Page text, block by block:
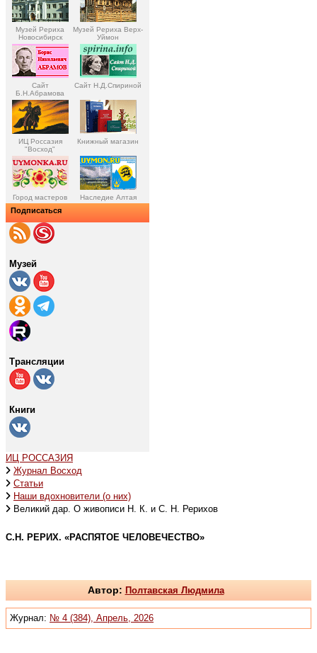
Музей Рериха
Новосибирск
Музей Рериха Верх-
Уймон
Сайт
Б.Н.Абрамова
Сайт Н.Д.Спириной
ИЦ Россазия
"Восход"
Книжный магазин
Город мастеров Наследие Алтая
Подписаться
Музей
Трансляции
Книги
ИЦ РОССАЗИЯ
Журнал Восход
Статьи
Наши вдохновители (о них)
Великий дар. О живописи Н. К. и С. Н. Рерихов
С.Н. РЕРИХ. «РАСПЯТОЕ ЧЕЛОВЕЧЕСТВО»
Автор: Полтавская Людмила
Журнал: № 4 (384), Апрель, 2026